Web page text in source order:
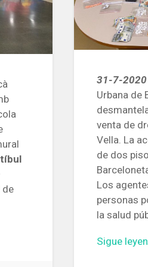
de
31-7-
Urbana de
venta de
Vella. La
de dos
Los
personas
la salud
Sigue